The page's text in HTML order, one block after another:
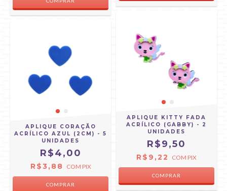
APLIQUE CORAÇÃO
ACRÍLICO AZUL (2CM) - 5
UNIDADES
R$4,00
R$3,88 COM PIX
APLIQUE KITTY FADA
ACRÍLICO (GABBY) - 2
UNIDADES
R$9,50
R$9,22 COM PIX